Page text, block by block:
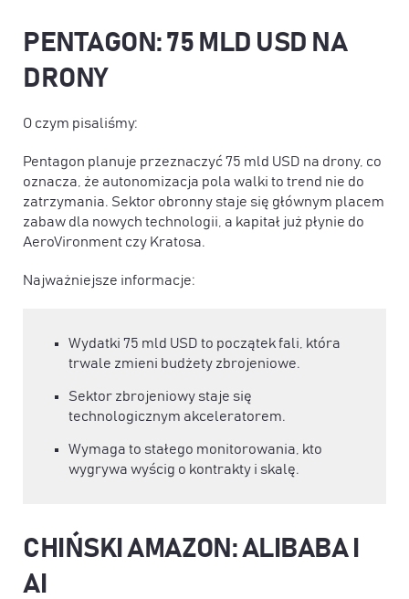
PENTAGON: 75 MLD USD NA
DRONY
O czym pisaliśmy:
Pentagon planuje przeznaczyć 75 mld USD na drony, co
oznacza, że autonomizacja pola walki to trend nie do
zatrzymania. Sektor obronny staje się głównym placem
zabaw dla nowych technologii, a kapitał już płynie do
AeroVironment czy Kratosa.
Najważniejsze informacje:
Wydatki 75 mld USD to początek fali, która
trwale zmieni budżety zbrojeniowe.
Sektor zbrojeniowy staje się
technologicznym akceleratorem.
Wymaga to stałego monitorowania, kto
wygrywa wyścig o kontrakty i skalę.
CHIŃSKI AMAZON: ALIBABA I
AI